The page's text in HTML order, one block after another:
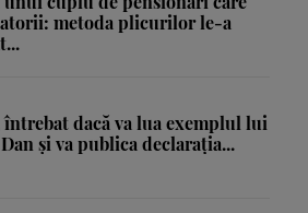
metoda plicurilor le-a
întrebat dacă va lua exemplul lui
și va publica declarația...